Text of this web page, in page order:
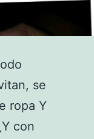
se
ropa Y
con